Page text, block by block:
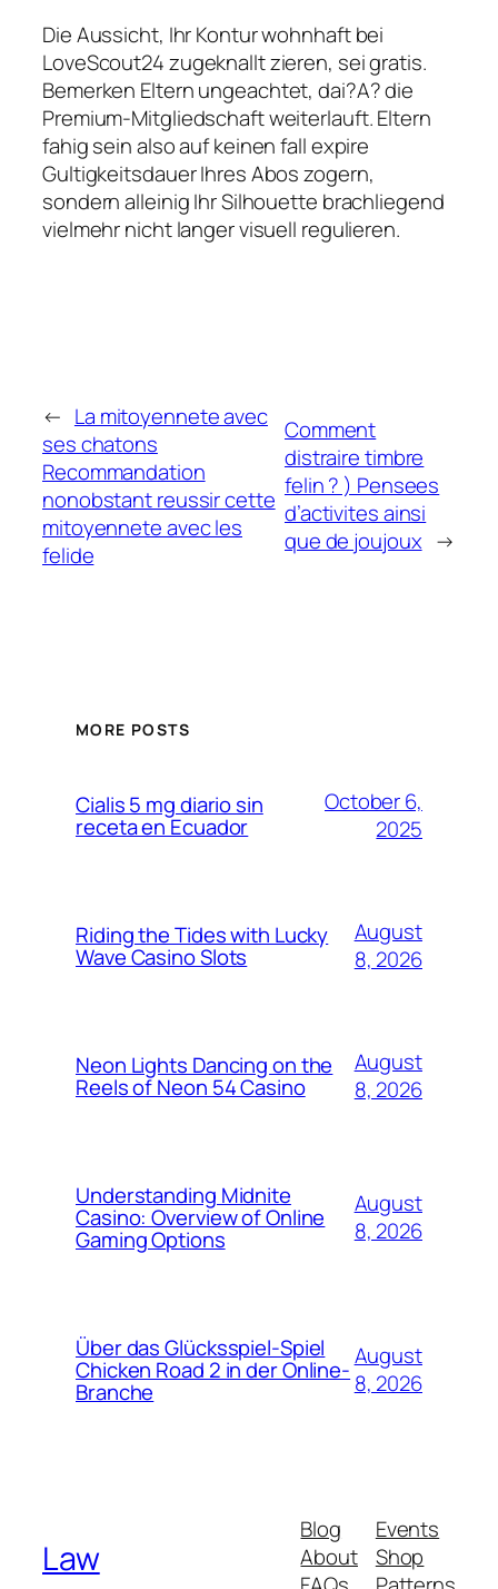
Die Aussicht, Ihr Kontur wohnhaft bei
LoveScout24 zugeknallt zieren, sei gratis.
Bemerken Eltern ungeachtet, dai?A? die
Premium-Mitgliedschaft weiterlauft. Eltern
fahig sein also auf keinen fall expire
Gultigkeitsdauer Ihres Abos zogern,
sondern alleinig Ihr Silhouette brachliegend
vielmehr nicht langer visuell regulieren.
← La mitoyennete avec
ses chatons
Recommandation
nonobstant reussir cette
mitoyennete avec les
felide
Comment
distraire timbre
felin ? ) Pensees
d’activites ainsi
que de joujoux →
MORE POSTS
Cialis 5 mg diario sin
receta en Ecuador
October 6,
2025
Riding the Tides with Lucky
Wave Casino Slots
August
8, 2026
Neon Lights Dancing on the
Reels of Neon 54 Casino
August
8, 2026
Understanding Midnite
Casino: Overview of Online
Gaming Options
August
8, 2026
Über das Glücksspiel-Spiel
Chicken Road 2 in der Online-
Branche
August
8, 2026
Law
Blog
About
Events
Shop